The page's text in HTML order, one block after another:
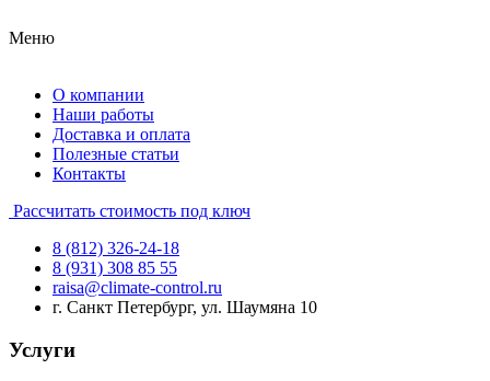
Меню
О компании
Наши работы
Доставка и оплата
Полезные статьи
Контакты
Рассчитать стоимость под ключ
8 (812) 326-24-18
8 (931) 308 85 55
raisa@climate-control.ru
г. Санкт Петербург, ул. Шаумяна 10
Услуги